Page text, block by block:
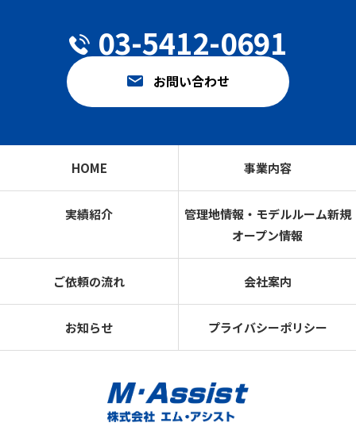
03-5412-0691
お問い合わせ
HOME 事業内容
実績紹介
管理地情報・モデルルーム新規
オープン情報
ご依頼の流れ 会社案内
お知らせ プライバシーポリシー